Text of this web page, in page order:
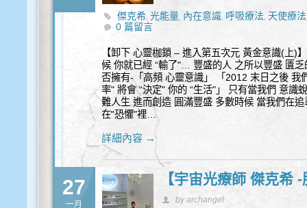
傑克希,光能量, 內在意識, 呼吸療法, 天使療法
音頻
0 篇留言
【卸下 心靈枷鎖 – 進入第五次元 黃金意識(上)
候 你就已經 “輸了"… 豐盛的人 之所以豐盛 匱
否擁有-「高頻 心靈意識」 「2012 末日之後 我
率" 將會 “決定" 你的 “生活"」 只有當我們 意識
難人生 進而創造 圓滿豐盛 多數時候 當我們在
在"恐懼"裡…
詳細內容 →
27
一月
【宇宙光療師 傑克希
by archangel